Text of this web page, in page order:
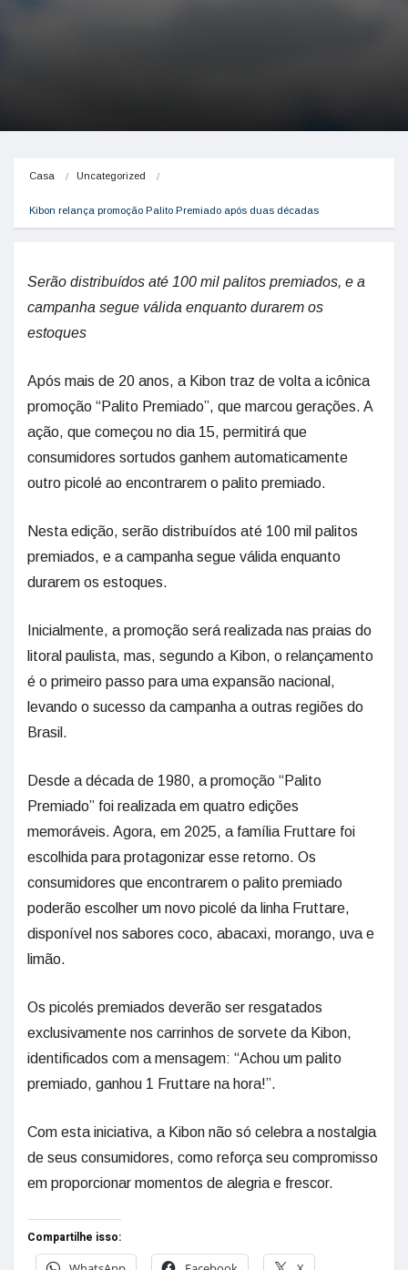
Casa Uncategorized
Kibon relança promoção Palito Premiado após duas décadas
Serão distribuídos até 100 mil palitos premiados, e a
campanha segue válida enquanto durarem os
estoques
Após mais de 20 anos, a Kibon traz de volta a icônica
promoção “Palito Premiado”, que marcou gerações. A
ação, que começou no dia 15, permitirá que
consumidores sortudos ganhem automaticamente
outro picolé ao encontrarem o palito premiado.
Nesta edição, serão distribuídos até 100 mil palitos
premiados, e a campanha segue válida enquanto
durarem os estoques.
Inicialmente, a promoção será realizada nas praias do
litoral paulista, mas, segundo a Kibon, o relançamento
é o primeiro passo para uma expansão nacional,
levando o sucesso da campanha a outras regiões do
Brasil.
Desde a década de 1980, a promoção “Palito
Premiado” foi realizada em quatro edições
memoráveis. Agora, em 2025, a família Fruttare foi
escolhida para protagonizar esse retorno. Os
consumidores que encontrarem o palito premiado
poderão escolher um novo picolé da linha Fruttare,
disponível nos sabores coco, abacaxi, morango, uva e
limão.
Os picolés premiados deverão ser resgatados
exclusivamente nos carrinhos de sorvete da Kibon,
identificados com a mensagem: “Achou um palito
premiado, ganhou 1 Fruttare na hora!”.
Com esta iniciativa, a Kibon não só celebra a nostalgia
de seus consumidores, como reforça seu compromisso
em proporcionar momentos de alegria e frescor.
Compartilhe isso: